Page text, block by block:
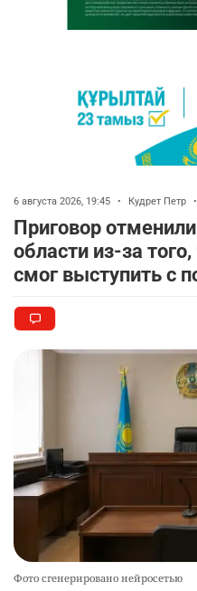
6 августа 2026, 19:45 • Кудрет Петр •
Приговор
области из-за
смог выступить с
Фото сгенерировано нейросетью